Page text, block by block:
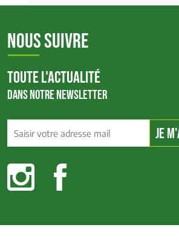
NOUS SUIVRE
TOUTE L'ACTUALITÉ
DANS NOTRE NEWSLETTER